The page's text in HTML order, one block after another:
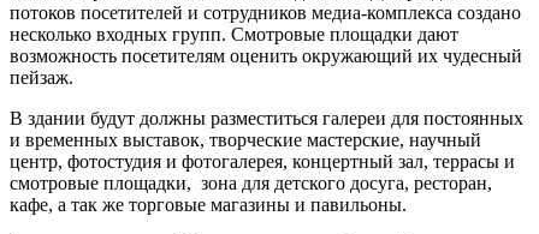
потоков посетителей и сотрудников медиа-комплекса создано
несколько входных групп. Смотровые площадки дают
возможность посетителям оценить окружающий их чудесный
пейзаж.
В здании будут должны разместиться галереи для постоянных
и временных выставок, творческие мастерские, научный
центр, фотостудия и фотогалерея, концертный зал, террасы и
смотровые площадки, зона для детского досуга, ресторан,
кафе, а так же торговые магазины и павильоны.